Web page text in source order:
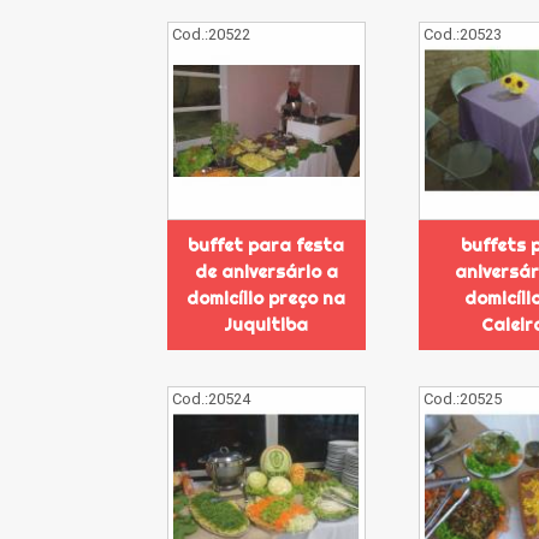
Cod.:20522
buffet para festa
de aniversário a
domicílio preço na
Juquitiba
Cod.:20523
buffets
Cod.:20524 Cod.:20525